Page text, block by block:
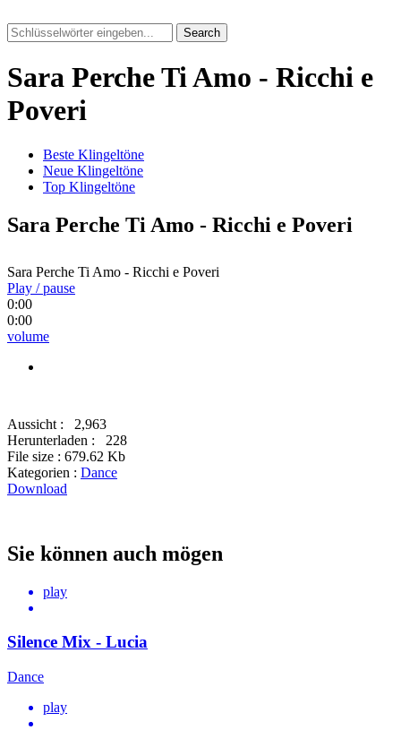
Search
Sara Perche Ti Amo - Ricchi e
Poveri
Beste Klingeltöne
Neue Klingeltöne
Top Klingeltöne
Sara Perche Ti Amo - Ricchi e Poveri
Sara Perche Ti Amo - Ricchi e Poveri
Play / pause
0:00
0:00
volume
Aussicht :
2,963
Herunterladen :
228
File size : 679.62 Kb
Kategorien : Dance
Download
Sie können auch mögen
play
Silence Mix - Lucia
Dance
play